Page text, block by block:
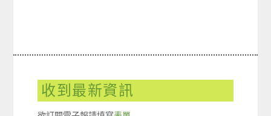
收到最新資訊